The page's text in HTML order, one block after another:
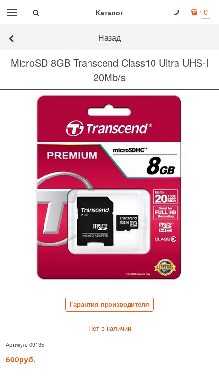
Каталог 0
Назад
MicroSD 8GB Transcend Class10 Ultra UHS-I
20Mb/s
Гарантия производителя
Нет в наличии
Артикул: 09135
600руб.